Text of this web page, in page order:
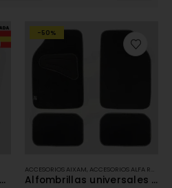
Alfombrillas de moqueta Volkswagen
-50%
ACCESORIOS AIXAM, ACCESORIOS ALFA ROMEO
Alfombrillas universales de moqueta – Carengine